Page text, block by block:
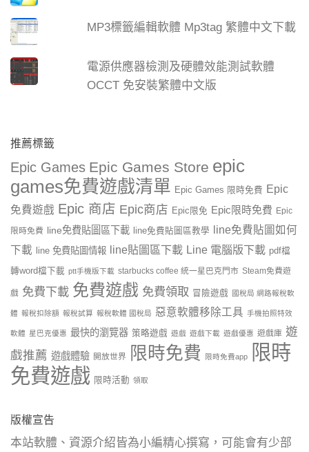
MP3標籤編輯軟體 Mp3tag 繁體中文下載
電源供應器檢測及硬體效能測試軟體
OCCT 免安裝繁體中文版
推薦標籤
Epic Games Epic Games Store epic
games免費遊戲清單 Epic Games 限時免費 Epic
免費遊戲 Epic 商店 Epic商店 Epic限免 Epic限時免費 Epic
限時免費 line免費貼圖區下載 line免費貼圖區教學
line免費貼圖如何
下載 line 免費貼圖情報 line貼圖區下載 Line 電腦版下載 pdf檔
轉word檔下載 ptt手機版下載 starbucks coffee 統一星巴克門市 Steam免費遊
戲 免費下載 免費遊戲 免費領取 冒險遊戲 國稅局 網路報稅軟
體 報稅扣除額 報稅試算 報稅軟體 國稅局 惡意軟體移除工具 手機拍照特效
軟體 星巴克優惠 最快的瀏覽器 策略遊戲 遊戲 遊戲下載 遊戲優惠 遊戲庫 遊
戲推薦 遊戲體驗 開放世界 限時免費 限時免費app
限時
免費遊戲 限時活動 領取
版權宣告
本站軟體、資源介紹皆為小編精心撰寫，可能會有少部